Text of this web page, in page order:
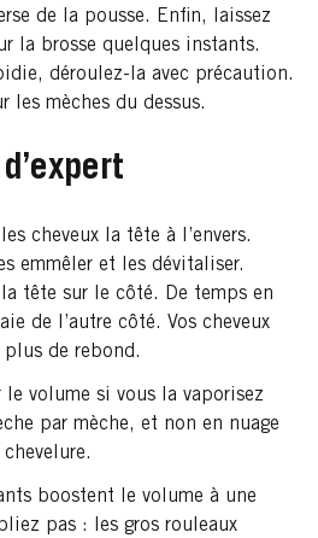
de la pousse. Enfin, laissez
la brosse quelques instants.
déroulez-la avec précaution.
les mèches du dessus.
cheveux la tête à l’envers.
emmêler et les dévitaliser.
tête sur le côté. De temps en
de l’autre côté. Vos cheveux
de rebond.
volume si vous la vaporisez
par mèche, et non en nuage
boostent le volume à une
pas : les gros rouleaux